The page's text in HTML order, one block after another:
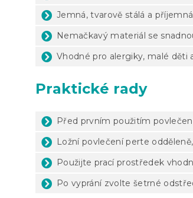
Jemná, tvarově stálá a příjemná
Nemačkavý materiál se
Vhodné pro alergiky, malé děti
Praktické rady
Před prvním použitím
Ložní povlečení perte
Použijte prací prostředek
Po vyprání zvolte šetrné